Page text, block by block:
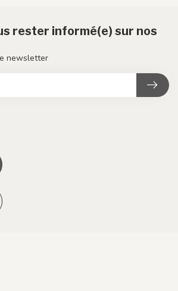
rester informé(e) sur nos
newsletter